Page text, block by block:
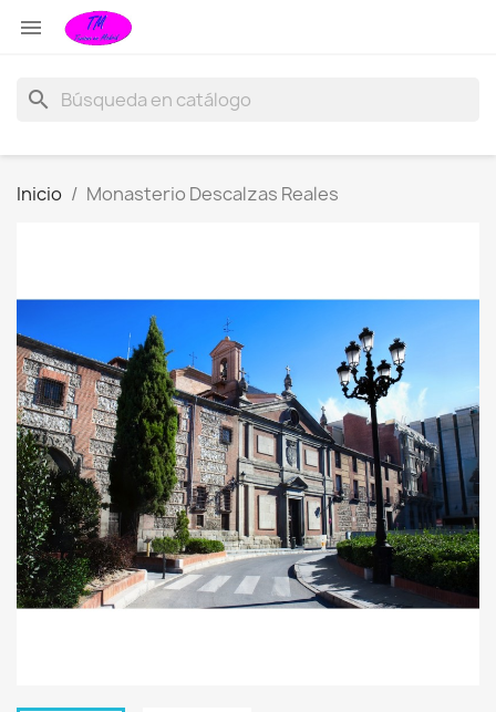

search
Inicio Monasterio Descalzas Reales